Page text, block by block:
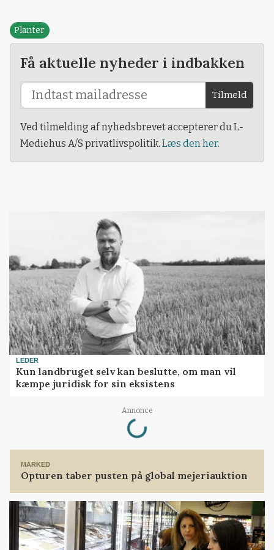
Planter
Få aktuelle nyheder i indbakken
Tilmeld
Ved tilmelding af nyhedsbrevet accepterer du L-
Mediehus A/S privatlivspolitik. Læs den her.
LEDER
Kun landbruget selv kan beslutte, om man vil
kæmpe juridisk for sin eksistens
Annonce
Loading...
MARKED
Opturen taber pusten på global mejeriauktion